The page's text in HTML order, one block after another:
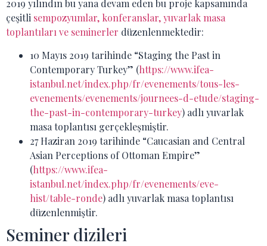
2019 yılındın bu yana devam eden bu proje kapsamında
çeşitli sempozyumlar, konferanslar, yuvarlak masa
toplantıları ve seminerler düzenlenmektedir:
10 Mayıs 2019 tarihinde “Staging the Past in
Contemporary Turkey” (https://www.ifea-
istanbul.net/index.php/fr/evenements/tous-les-
evenements/evenements/journees-d-etude/staging-
the-past-in-contemporary-turkey) adlı yuvarlak
masa toplantısı gerçekleşmiştir.
27 Haziran 2019 tarihinde “Caucasian and Central
Asian Perceptions of Ottoman Empire”
(https://www.ifea-
istanbul.net/index.php/fr/evenements/eve-
hist/table-ronde) adlı yuvarlak masa toplantısı
düzenlenmiştir.
Seminer dizileri